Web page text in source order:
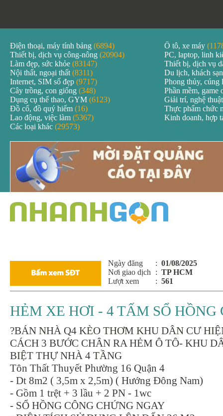
Điện thoại, máy tính bảng (6894) Ô tô, xe máy
Thiết bị, dịch vụ công-nông (20904)
PC, laptop, linh
Làm đẹp, sức khỏe (83147)
Thiết bị, dịch vụ
Nội thất, ngoại thất (8311)
Du lịch, khách
Internet, SIM số đẹp (9717)
Phong thủy, cúng
Cây trồng, con giống (348)
Phần mềm, game
Dụng cụ thể thao, GYM (6123)
Giải trí, nghệ
Đồ cổ, đồ quý hiếm (16)
Thực phẩm chức
Lao động, việc làm (5367)
Kinh doanh, hợp
Các loại khác (29573)
Ngày đăng : 01/08/2025
Nơi giao dịch : TP HCM
Lượt xem
: 561
HẺM XE HƠI - 4 TẤM SỔ HỒNG
?BÁN NHÀ Q4 KÈO THƠM KHU DÂN CƯ
CÁCH 3 BƯỚC CHÂN RA HẺM Ô TÔ- KHU
BIỆT THỰ NHÀ 4 TẦNG
Tôn Thất Thuyết Phường 16 Quận 4
- Dt 8m2 ( 3,5m x 2,5m) ( Hướng Đông Nam)
- Gồm 1 trệt + 3 lầu + 2 PN - 1wc
- SỔ HỒNG CÔNG CHỨNG NGAY